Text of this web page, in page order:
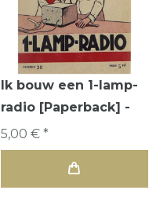
Ik bouw een 1-lamp-
radio [Paperback] -
5,00 € *